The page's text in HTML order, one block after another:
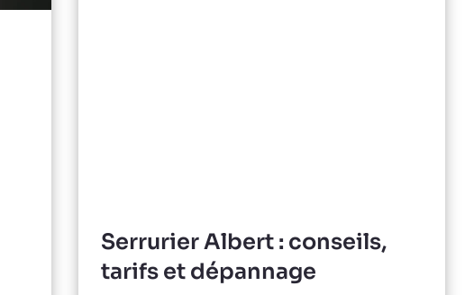
Serrurier Albert : conseils,
tarifs et dépannage